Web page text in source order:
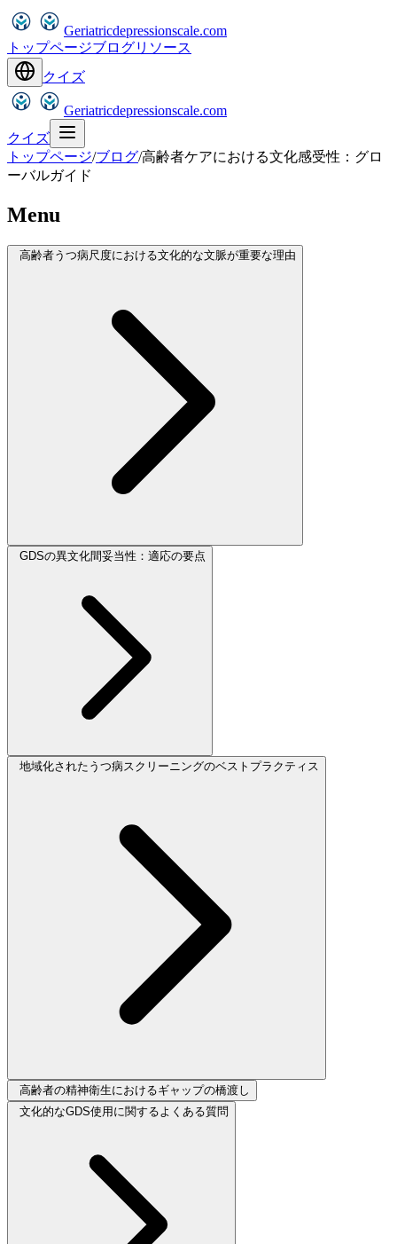
Geriatricdepressionscale.com
トップページブログリソース
クイズ
Geriatricdepressionscale.com
クイズ
トップページ/ブログ/高齢者ケアにおける文化感受性：グロ
ーバルガイド
Menu
高齢者うつ病尺度における文化的な文脈が重要な理由
GDSの異文化間妥当性：適応の要点
地域化されたうつ病スクリーニングのベストプラクティス
高齢者の精神衛生におけるギャップの橋渡し
文化的なGDS使用に関するよくある質問